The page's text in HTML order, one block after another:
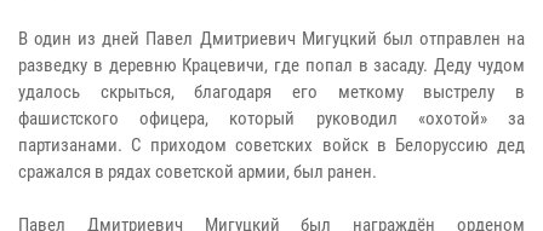
В один из дней Павел Дмитриевич Мигуцкий был отправлен на
разведку в деревню Крацевичи, где попал в засаду. Деду чудом
удалось скрыться, благодаря его меткому выстрелу в
фашистского офицера, который руководил «охотой» за
партизанами. С приходом советских войск в Белоруссию дед
сражался в рядах советской армии, был ранен.
Павел Дмитриевич Мигуцкий был награждён орденом